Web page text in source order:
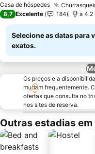
Casa de hóspedes
8,7 Excelente 184 a 4.2
Selecione as datas para
exatos.
Os preços e a
mudam frequentemente.
ofertas que consulta no
nos sites de reserva.
Outras estadias em